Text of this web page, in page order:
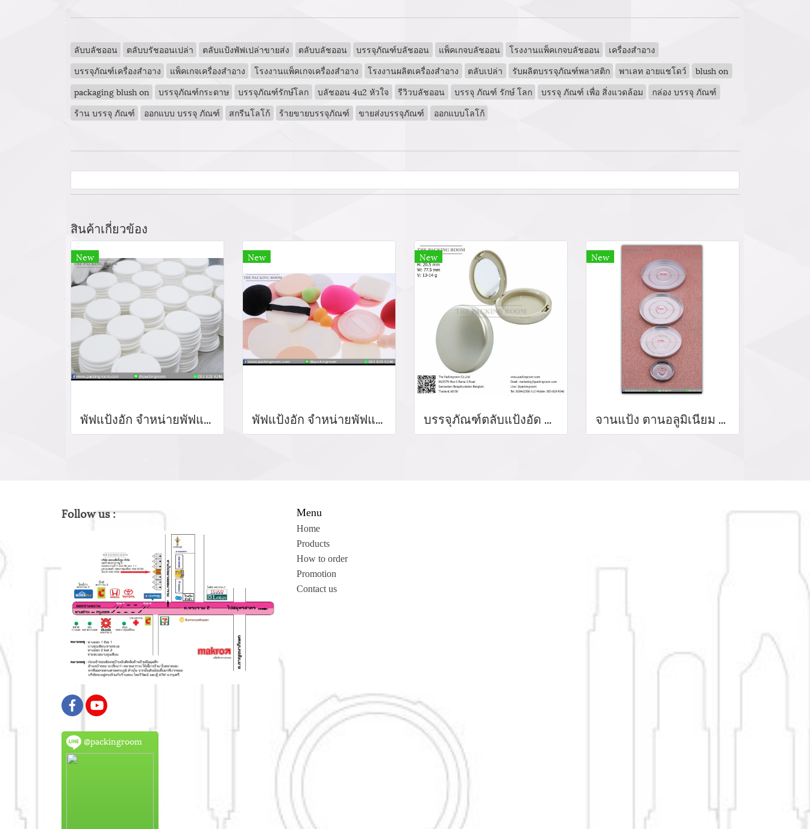
ลับบลัชออน ตลับบรัชออนเปล่า ตลับแป้งพัฟเปล่าขายส่ง ตลับบลัชออน บรรจุภัณฑ์บลัชออน แพ็คเกจบลัชออน โรงงานแพ็คเกจบลัชออน
เครื่องสำอาง
บรรจุภัณฑ์เครื่องสำอาง
แพ็คเกจเครื่องสำอาง โรงงานแพ็คเกจเครื่องสำอาง โรงงานผลิตเครื่องสำอาง ตลับเปล่า รับผลิตบรรจุภัณฑ์พลาสติก พาเลท อายแชโดว์
blush on
packaging blush on
บรรจุภัณฑ์กระดาษ บรรจุภัณฑ์รักษ์โลก บลัชออน 4u2 หัวใจ รีวิวบลัชออน บรรจุ ภัณฑ์ รักษ์ โลก บรรจุ ภัณฑ์ เพื่อ สิ่งแวดล้อม
กล่อง บรรจุ ภัณฑ์
ร้าน บรรจุ ภัณฑ์
ออกแบบ บรรจุ ภัณฑ์ สกรีนโลโก้ ร้ายขายบรรจุภัณฑ์ ขายส่งบรรจุภัณฑ์ ออกแบบโลโก้
สินค้าเกี่ยวข้อง
New
พัฟแป้งอัก จำหน่ายพัฟแป้งอัด SBR แต่งหน้าฟองน้ำผู้ผลิตพัฟสมูทสแควร์ NBR/SBR แป้งพัฟ พัฟฉลากส่วนตัว NBR แป้งพัฟรอบแต่งหน้าฟองน้ำ
New
พัฟแป้งอัก จำหน่ายพัฟแป้งอัด SBR แต่งหน้าฟองน้ำผู้ผลิตพัฟสมูทสแควร์ NBR/SBR แป้งพัฟ พัฟฉลากส่วนตัว NBR แป้งพัฟรอบแต่งหน้าฟองน้ำ
New
บรรจุภัณฑ์ตลับแป้งอัด Powder packaging / powder case ตลับแป้งพัฟ แป้งอัดแข็ง จำหน่ายบรรจุภัณฑ์เครื่องสำอางรรจุภัณฑ์เครื่องสำอางทุกประเภท
New
จานแป้ง ตานอลูมิเนียม จานอัดแป้ง จานแป้งอัเทรงกลม โรงงานิบตจานแป้งอัดจานแแ้งพัฟ จำหน่อายจานแป้งทุกขนาด
Follow us :
@packingroom
Menu
Home
Products
How to order
Promotion
Contact us